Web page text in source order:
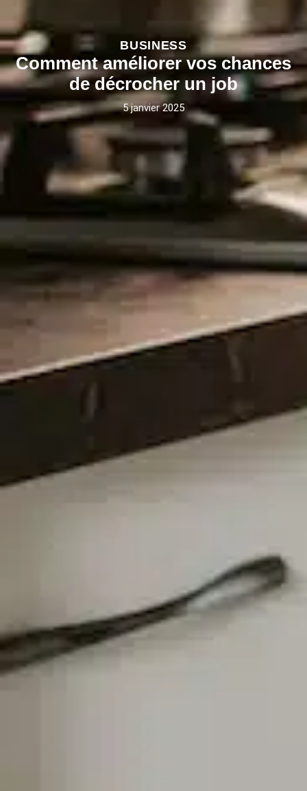
BUSINESS
Comment améliorer vos chances
de décrocher un job
5 janvier 2025